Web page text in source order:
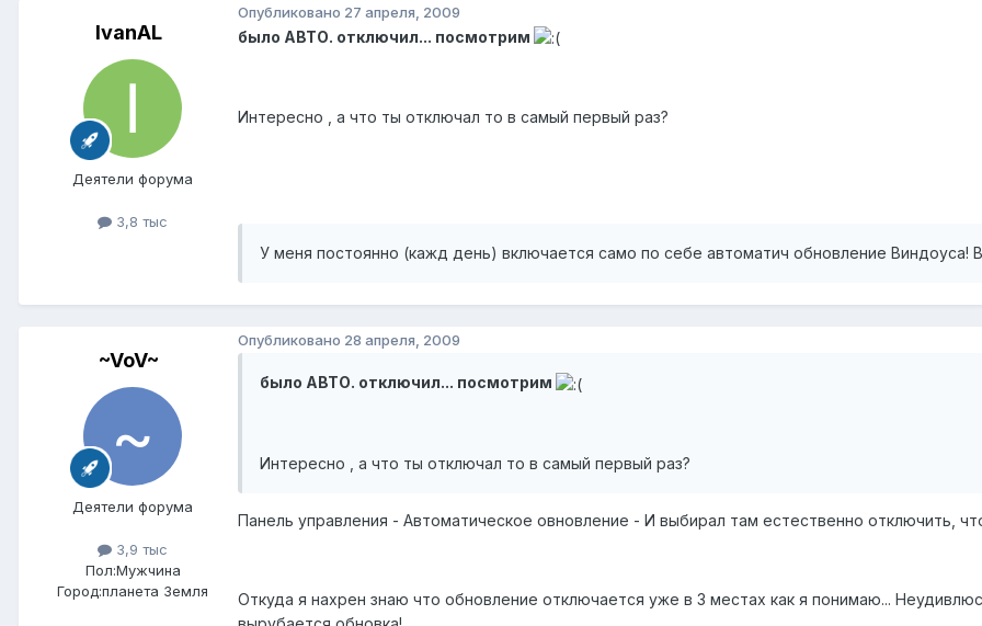
IvanAL
Деятели форума
3,8 тыс
Опубликовано 27 апреля, 2009
было АВТО. отключил... посмотрим
Интересно , а что ты отключал то в самый первый раз?
У меня постоянно (кажд день) включается само по себе автоматич обновление Виндоуса!
~VoV~
Деятели форума
3,9 тыс
Пол:Мужчина
Город:планета Земля
Опубликовано 28 апреля, 2009
было АВТО. отключил... посмотрим
Интересно , а что ты отключал то в самый первый раз?
Панель управления - Автоматическое овновление - И выбирал там естественно отключить,
Откуда я нахрен знаю что обновление отключается уже в 3 местах как я понимаю...